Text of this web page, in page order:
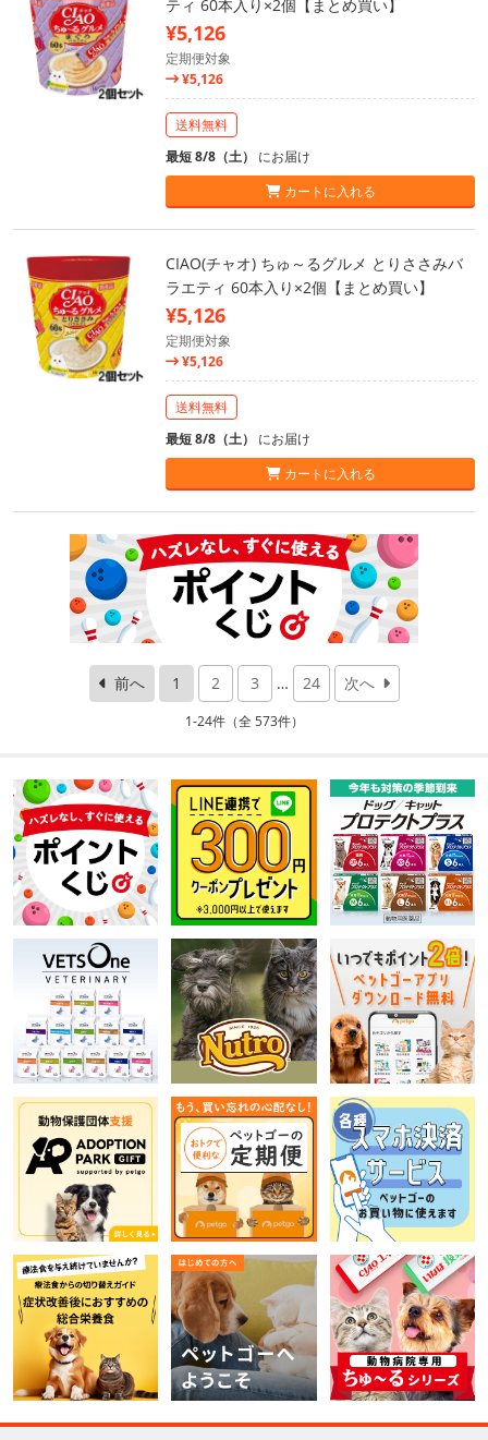
ティ 60本入り×2個【まとめ買い】
¥5,126
定期便対象
¥5,126
送料無料
最短 8/8（土） にお届け
カートに入れる
CIAO(チャオ) ちゅ～るグルメ とりささみバ
ラエティ 60本入り×2個【まとめ買い】
¥5,126
定期便対象
¥5,126
送料無料
最短 8/8（土） にお届け
カートに入れる
前へ 1 2 3 … 24 次へ
1-24件（全 573件）